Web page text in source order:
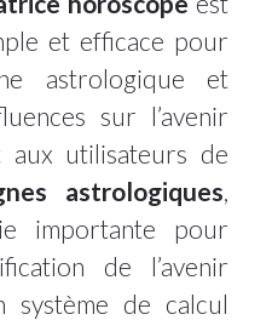
et efficace pour
astrologique et
sur l’avenir
aux utilisateurs de
astrologiques
importante pour
de l’avenir
système de calcul